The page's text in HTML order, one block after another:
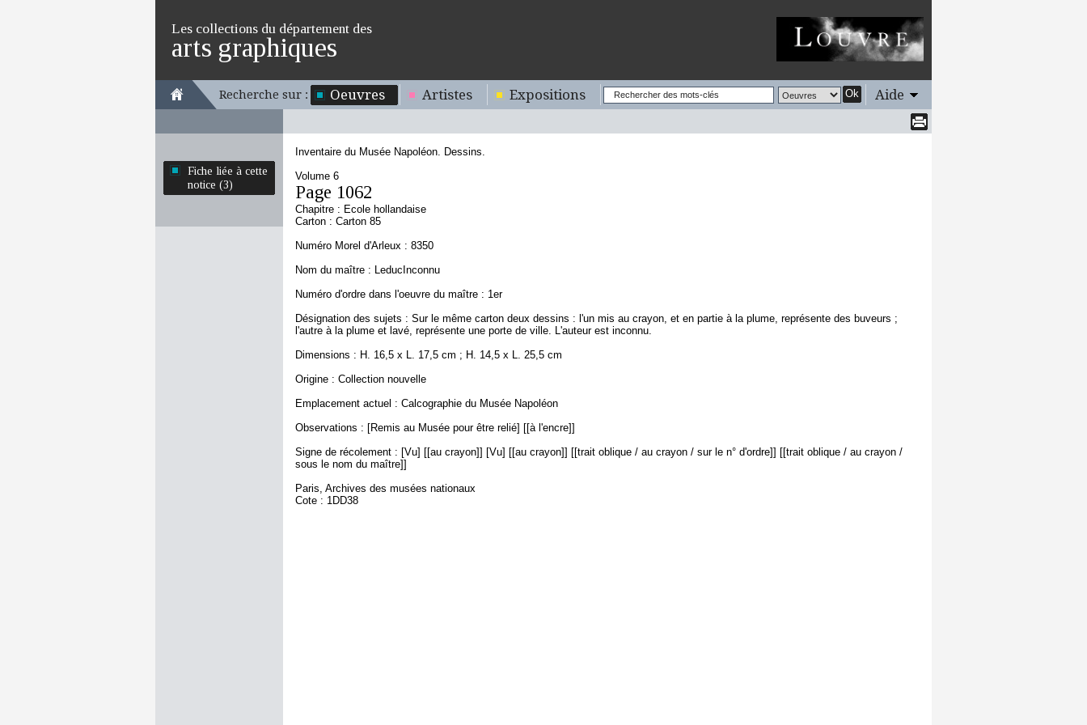
Les collections du département des
arts graphiques
Recherche sur : Oeuvres Artistes Expositions Ok Aide
Fiche liée à cette
notice (3)
Inventaire du Musée Napoléon. Dessins.
Volume 6
Page 1062
Chapitre : Ecole hollandaise
Carton : Carton 85
Numéro Morel d'Arleux : 8350
Nom du maître : LeducInconnu
Numéro d'ordre dans l'oeuvre du maître : 1er
Désignation des sujets : Sur le même carton deux dessins : l'un mis au crayon, et en partie à la plume, représente des buveurs ;
l'autre à la plume et lavé, représente une porte de ville. L'auteur est inconnu.
Dimensions : H. 16,5 x L. 17,5 cm ; H. 14,5 x L. 25,5 cm
Origine : Collection nouvelle
Emplacement actuel : Calcographie du Musée Napoléon
Observations : [Remis au Musée pour être relié] [[à l'encre]]
Signe de récolement : [Vu] [[au crayon]] [Vu] [[au crayon]] [[trait oblique / au crayon / sur le n° d'ordre]] [[trait oblique / au crayon /
sous le nom du maître]]
Paris, Archives des musées nationaux
Cote : 1DD38